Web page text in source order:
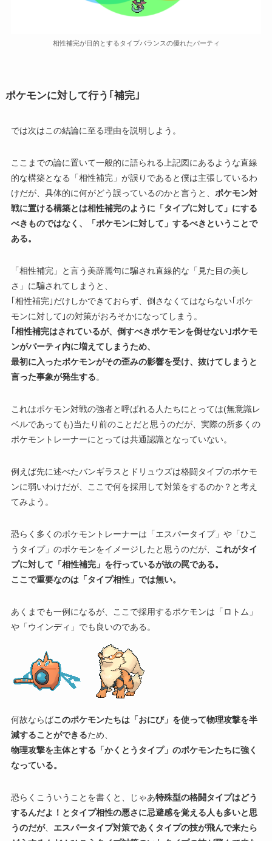
相性補完が目的とするタイプバランスの優れたパーティ
ポケモンに対して行う｢補完｣
では次はこの結論に至る理由を説明しよう。
ここまでの論に置いて一般的に語られる上記図にあるような直線
的な構築となる「相性補完」が誤りであると僕は主張しているわ
けだが、具体的に何がどう誤っているのかと言うと、 ポケモン対
戦に置ける構築とは相性補完のように「タイプに対して」にする
べきものではなく、
「ポケモンに対して」するべきということで
ある。
「相性補完」と言う美辞麗句に騙され直線的な「見た目の美し
さ」に騙されてしまうと、
｢相性補完｣だけしかできておらず、倒さなくてはならない｢ポケ
モンに対して｣の対策がおろそかになってしまう。
｢相性補完はされているが、倒すべきポケモンを倒せない｣ポケモ
ンがパーティ内に増えてしまうため、
最初に入ったポケモンがその歪みの影響を受け、抜けてしまうと
言った事象が発生する。
これはポケモン対戦の強者と呼ばれる人たちにとっては(無意識レ
ベルであっても)当たり前のことだと思うのだが、実際の所多くの
ポケモントレーナーにとっては共通認識となっていない。
例えば先に述べたバンギラスとドリュウズは格闘タイプのポケモ
ンに弱いわけだが、ここで何を採用して対策をするのか？と考え
てみよう。
恐らく多くのポケモントレーナーは「エスパータイプ」や「ひこ
うタイプ」のポケモンをイメージしたと思うのだが、 これがタイ
プに対して「相性補完」を行っているが故の罠である。
ここで重要なのは「タイプ相性」では無い。
あくまでも一例になるが、ここで採用するポケモンは「ロトム」
や「ウインディ」でも良いのである。
何故ならばこのポケモンたちは「おにび」を使って物理攻撃を半
減することができるため、
物理攻撃を主体とする「かくとうタイプ」のポケモンたちに強く
なっている。
恐らくこういうことを書くと、じゃあ特殊型の格闘タイプはどう
するんだよ！とタイプ相性の悪さに忌避感を覚える人も多いと思
うのだが、 エスパータイプ対策であくタイプの技が飛んで来たら